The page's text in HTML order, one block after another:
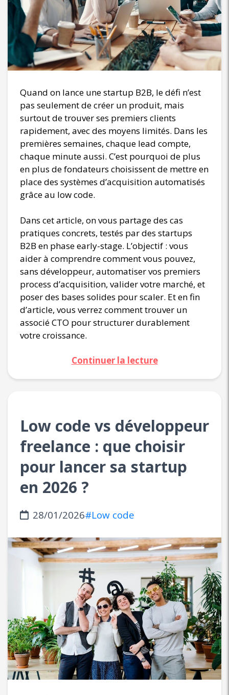
Quand on lance une startup B2B, le défi n’est
pas seulement de créer un produit, mais
surtout de trouver ses premiers clients
rapidement, avec des moyens limités. Dans les
premières semaines, chaque lead compte,
chaque minute aussi. C’est pourquoi de plus
en plus de fondateurs choisissent de mettre en
place des systèmes d’acquisition automatisés
grâce au low code.
Dans cet article, on vous partage des cas
pratiques concrets, testés par des startups
B2B en phase early-stage. L’objectif : vous
aider à comprendre comment vous pouvez,
sans développeur, automatiser vos premiers
process d’acquisition, valider votre marché, et
poser des bases solides pour scaler. Et en fin
d’article, vous verrez comment trouver un
associé CTO pour structurer durablement
votre croissance.
Continuer la lecture
Low code vs développeur
freelance : que choisir
pour lancer sa startup
en 2026 ?
28/01/2026#Low code